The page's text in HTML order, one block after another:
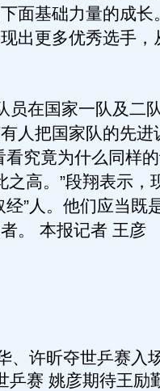
面基础力量的成长
出更多优秀选手，
在国家一队及二
人把国家队的先进
看究竟为什么同样
之高。”段翔表示，
”人。他们应当既
。 本报记者 王彦
、许昕夺世乒赛入
乒赛 姚彦期待王励